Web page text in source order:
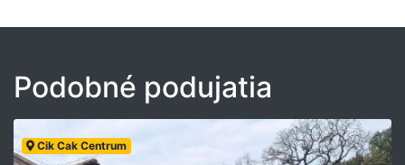
Podobné podujatia
Cik Cak Centrum